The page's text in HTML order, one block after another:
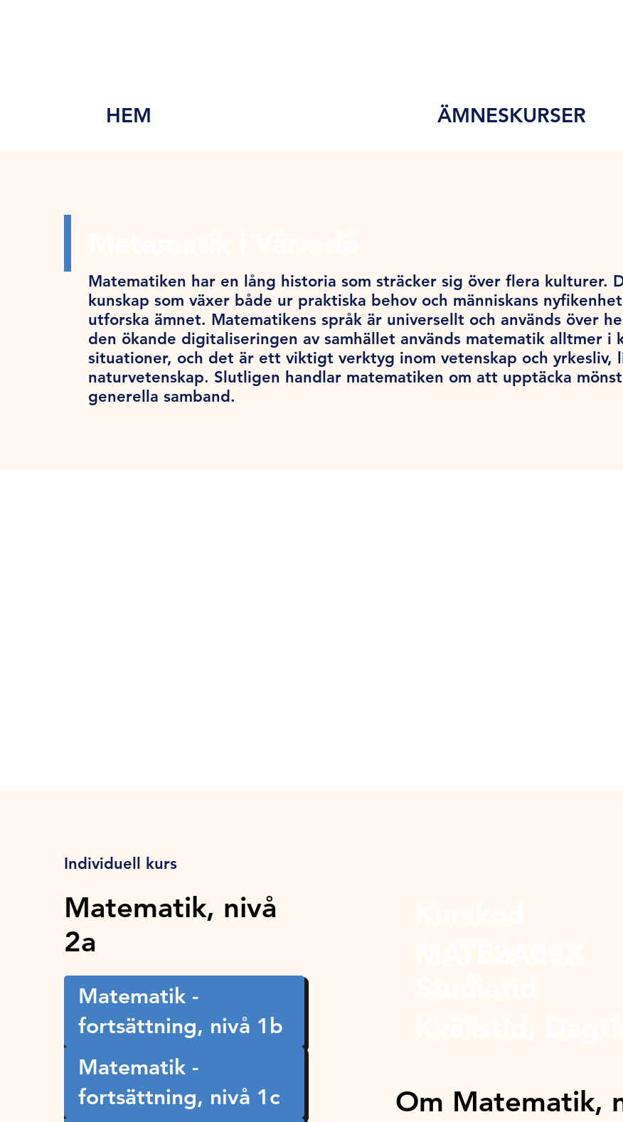
HEM ÄMNESKURSER
Matematiken har en lång historia som sträcker sig över flera kulturer.
kunskap som växer både ur praktiska behov och människans
utforska ämnet. Matematikens språk är universellt och används över
den ökande digitaliseringen av samhället används matematik alltmer i
situationer, och det är ett viktigt verktyg inom vetenskap och yrkesliv,
naturvetenskap. Slutligen handlar matematiken om att upptäcka
generella samband.
Individuell kurs
Matematik, nivå
2a
Matematik -
fortsättning, nivå 1b
Matematik -
fortsättning, nivå 1c
Om Matematik,